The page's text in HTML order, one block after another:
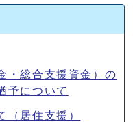
・総合支援資金）の
予について
（居住支援）